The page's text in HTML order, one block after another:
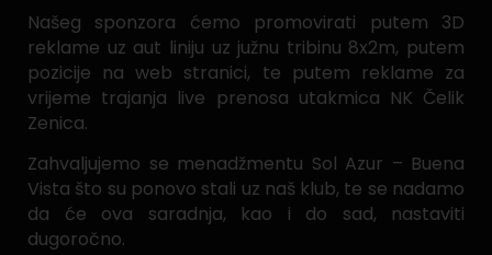
Našeg sponzora ćemo promovirati putem 3D
reklame uz aut liniju uz južnu tribinu 8x2m, putem
pozicije na web stranici, te putem reklame za
vrijeme trajanja live prenosa utakmica NK Čelik
Zenica.
Zahvaljujemo se menadžmentu Sol Azur – Buena
Vista što su ponovo stali uz naš klub, te se nadamo
da će ova saradnja, kao i do sad, nastaviti
dugoročno.